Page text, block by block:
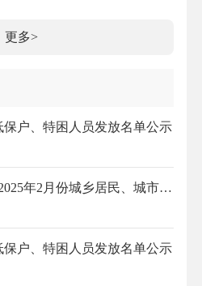
更多>
保户、特困人员发放名单公示
三类困难居民最低生活保障金和特困人员救助供养金的通知
保户、特困人员发放名单公示